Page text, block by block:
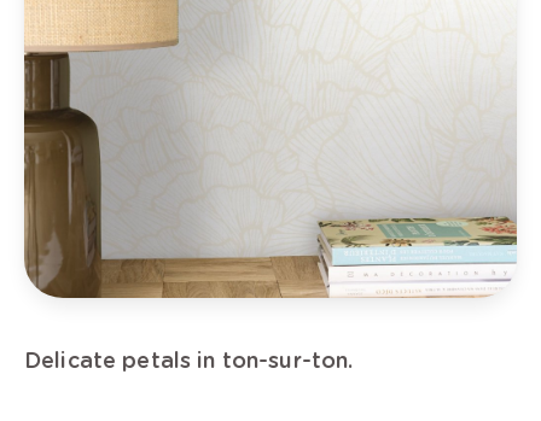
Delicate petals in ton-sur-ton.